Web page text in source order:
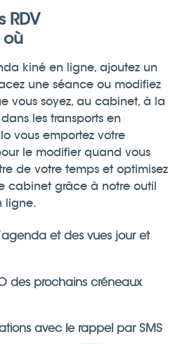
RDV
où
kiné en ligne, ajoutez un
une séance ou modifiez
vous soyez, au cabinet, à la
les transports en
vous emportez votre
le modifier quand vous
de votre temps et optimisez
cabinet grâce à notre outil
ligne.
et des vues jour et
des prochains créneaux
avec le rappel par SMS